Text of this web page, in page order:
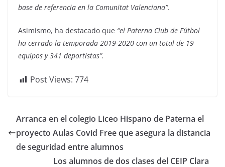
base de referencia en la Comunitat Valenciana”.
Asimismo, ha destacado que “el Paterna Club de Fútbol
ha cerrado la temporada 2019-2020 con un total de 19
equipos y 341 deportistas”.
Post Views: 774
Arranca en el colegio Liceo Hispano de Paterna el
proyecto Aulas Covid Free que asegura la distancia
de seguridad entre alumnos
Los alumnos de dos clases del CEIP Clara